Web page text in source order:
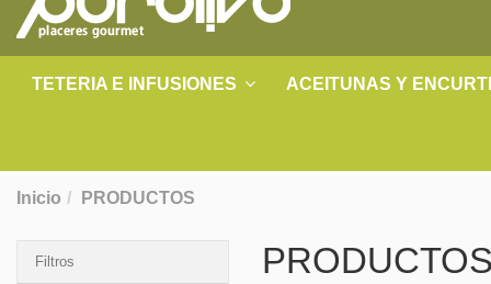
TETERIA E INFUSIONES ACEITUNAS Y
Inicio PRODUCTOS
PRODUCTOS
Filtros